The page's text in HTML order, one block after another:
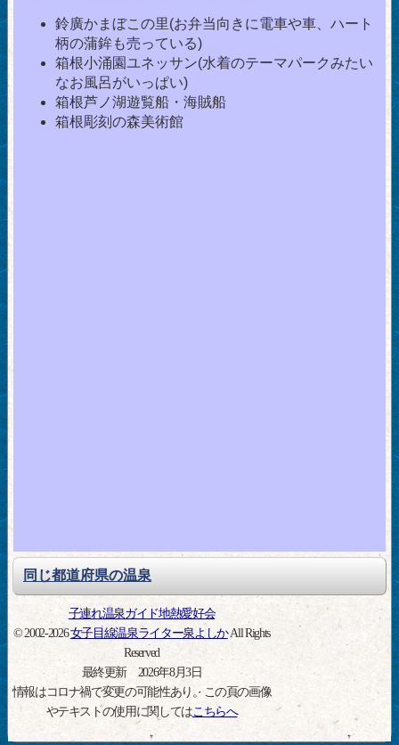
鈴廣かまぼこの里(お弁当向きに電車や車、ハート
柄の蒲鉾も売っている)
箱根小涌園ユネッサン(水着のテーマパークみたい
なお風呂がいっぱい)
箱根芦ノ湖遊覧船・海賊船
箱根彫刻の森美術館
同じ都道府県の温泉